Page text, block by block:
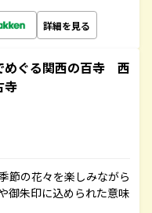
詳細を見る
ぐる関西の百寺 西
寺
節の花々を楽しみながら
御朱印に込められた意味